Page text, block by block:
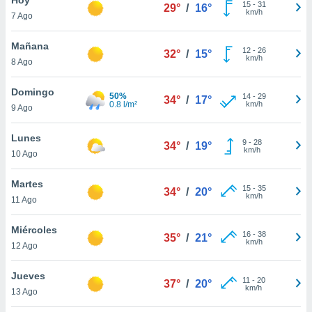
en
más
nuestra
de
cookies
aceptar
7 Ago
29° / 16° 15- 31
km/h
Mañana
8 Ago
32° / 15° 12- 26
km/h
Domingo
9 Ago
50%
0.8 l/m²
34° / 17° 14- 29
km/h
Lunes
10 Ago
34° / 19° 9- 28
km/h
Martes
11 Ago
34° / 20° 15- 35
km/h
Miércoles
12 Ago
35° / 21° 16- 38
km/h
Jueves
13 Ago
37° / 20° 11 - 20
km/h